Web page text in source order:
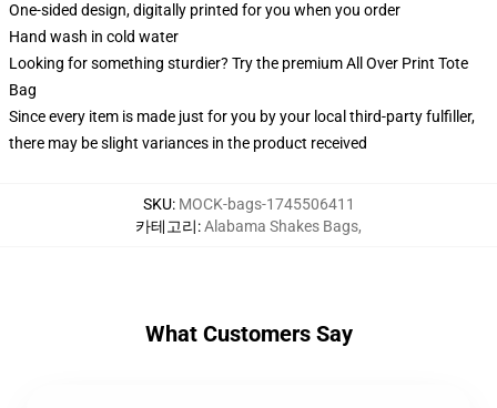
One-sided design, digitally printed for you when you order
Hand wash in cold water
Looking for something sturdier? Try the premium All Over Print Tote
Bag
Since every item is made just for you by your local third-party fulfiller,
there may be slight variances in the product received
SKU: MOCK-bags-1745506411
카테고리:Alabama Shakes Bags,
What Customers Say